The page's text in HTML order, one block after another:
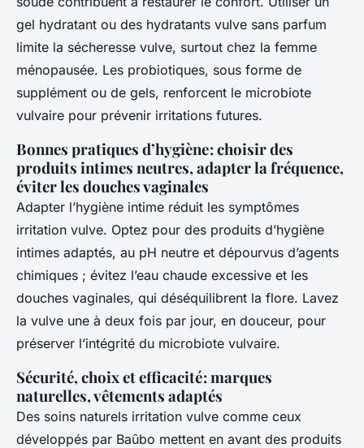
gel hydratant ou des hydratants vulve sans parfum
limite la sécheresse vulve, surtout chez la femme
ménopausée. Les probiotiques, sous forme de
supplément ou de gels, renforcent le microbiote
vulvaire pour prévenir irritations futures.
Bonnes pratiques d’hygiène : choisir des
produits intimes neutres, adapter la fréquence,
éviter les douches vaginales
Adapter l’hygiène intime réduit les symptômes
irritation vulve. Optez pour des produits d’hygiène
intimes adaptés, au pH neutre et dépourvus d’agents
chimiques ; évitez l’eau chaude excessive et les
douches vaginales, qui déséquilibrent la flore. Lavez
la vulve une à deux fois par jour, en douceur, pour
préserver l’intégrité du microbiote vulvaire.
Sécurité, choix et efficacité : marques
naturelles, vêtements adaptés
Des soins naturels irritation vulve comme ceux
développés par Baûbo mettent en avant des produits